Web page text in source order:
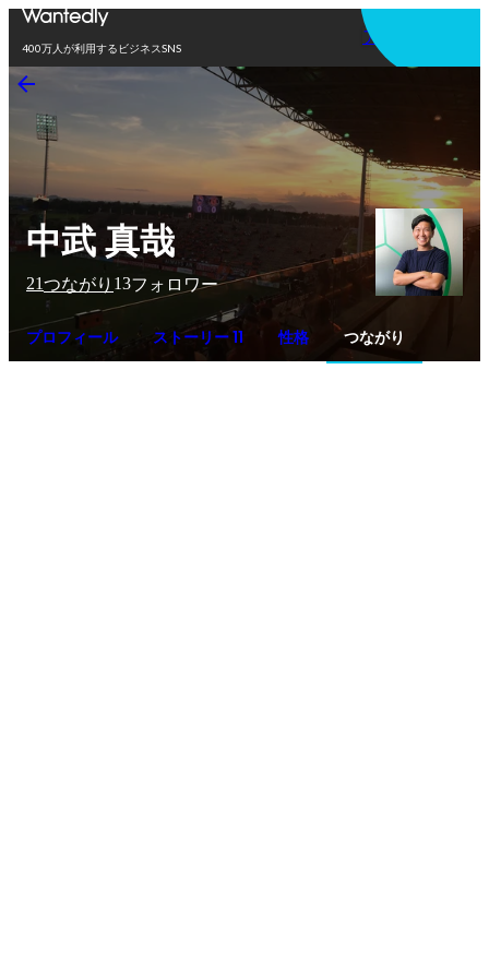
400万人が利用するビジネスSNS
アプリを使う
中武 真哉
21つながり 13フォロワー
プロフィール ストーリー 11 性格 つながり